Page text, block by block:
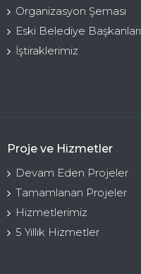
Organizasyon Şeması
Eski Belediye Başkanları
İştiraklerimiz
Proje ve Hizmetler
Devam Eden Projeler
Tamamlanan Projeler
Hizmetlerimiz
5 Yıllık Hizmetler